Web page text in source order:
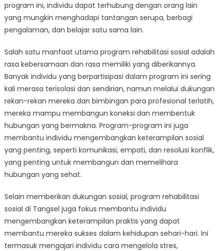
program ini, individu dapat terhubung dengan orang lain
yang mungkin menghadapi tantangan serupa, berbagi
pengalaman, dan belajar satu sama lain.
Salah satu manfaat utama program rehabilitasi sosial adalah
rasa kebersamaan dan rasa memiliki yang diberikannya.
Banyak individu yang berpartisipasi dalam program ini sering
kali merasa terisolasi dan sendirian, namun melalui dukungan
rekan-rekan mereka dan bimbingan para profesional terlatih,
mereka mampu membangun koneksi dan membentuk
hubungan yang bermakna. Program-program ini juga
membantu individu mengembangkan keterampilan sosial
yang penting, seperti komunikasi, empati, dan resolusi konflik,
yang penting untuk membangun dan memelihara
hubungan yang sehat.
Selain memberikan dukungan sosial, program rehabilitasi
sosial di Tangsel juga fokus membantu individu
mengembangkan keterampilan praktis yang dapat
membantu mereka sukses dalam kehidupan sehari-hari. Ini
termasuk mengajari individu cara mengelola stres,